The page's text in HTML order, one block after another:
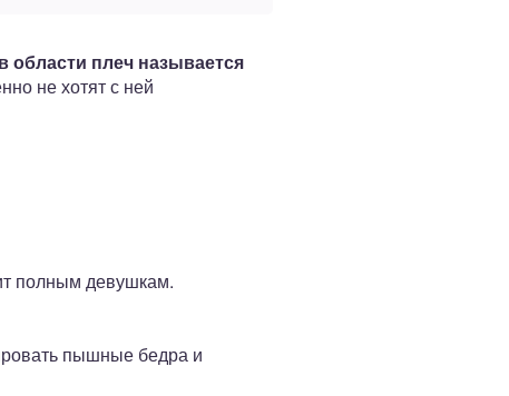
плеч называется
не хотят с ней
полным девушкам.
пышные бедра и